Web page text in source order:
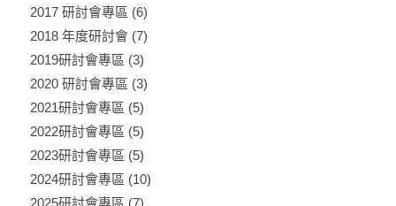
2017 研討會專區 (6)
2018 年度研討會(7)
2019研討會專區 (3)
2020 研討會專區 (3)
2021研討會專區 (5)
2022研討會專區 (5)
2023研討會專區 (5)
2024研討會專區 (10)
2025研討會專區 (7)